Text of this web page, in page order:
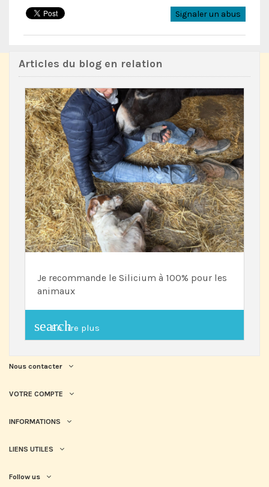
Signaler un abus
Articles du blog en relation
Je recommande le Silicium à 100% pour les
animaux
search
En lire plus
Nous contacter
VOTRE COMPTE
INFORMATIONS
LIENS UTILES
Follow us